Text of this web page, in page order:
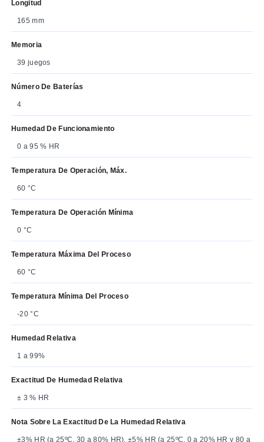
Longitud
165 mm
Memoria
39 juegos
Número De Baterías
4
Humedad De Funcionamiento
0 a 95 % HR
Temperatura De Operación, Máx.
60 °C
Temperatura De Operación Mínima
0 °C
Temperatura Máxima Del Proceso
60 °C
Temperatura Mínima Del Proceso
-20 °C
Humedad Relativa
1 a 99%
Exactitud De Humedad Relativa
± 3 % HR
Nota Sobre La Exactitud De La Humedad Relativa
±3% HR (a 25ºC, 30 a 80% HR), ±5% HR (a 25ºC, 0 a 20% HR y 80 a